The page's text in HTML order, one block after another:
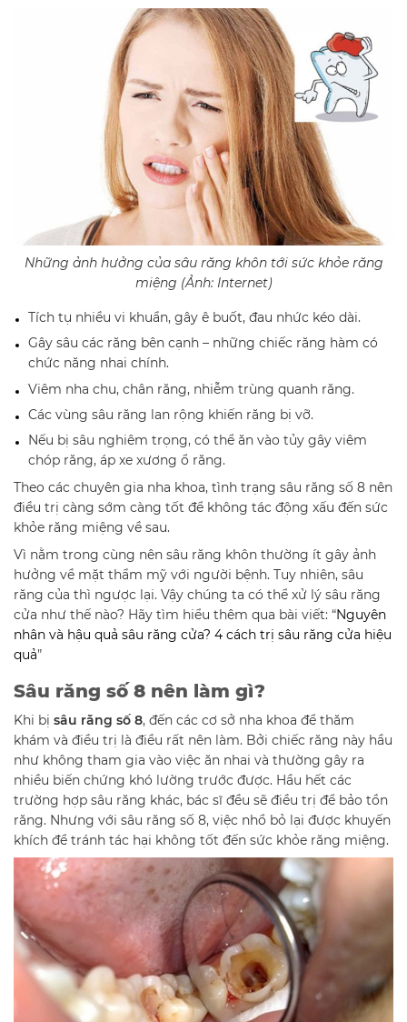
Những ảnh hưởng của sâu răng khôn tới sức khỏe răng
miệng (Ảnh: Internet)
Tích tụ nhiều vi khuẩn, gây ê buốt, đau nhức kéo dài.
Gây sâu các răng bên cạnh – những chiếc răng hàm có
chức năng nhai chính.
Viêm nha chu, chân răng, nhiễm trùng quanh răng.
Các vùng sâu răng lan rộng khiến răng bị vỡ.
Nếu bị sâu nghiêm trọng, có thể ăn vào tủy gây viêm
chóp răng, áp xe xương ổ răng.
Theo các chuyên gia nha khoa, tình trạng sâu răng số 8 nên
điều trị càng sớm càng tốt để không tác động xấu đến sức
khỏe răng miệng về sau.
Vì nằm trong cùng nên sâu răng khôn thường ít gây ảnh
hưởng về mặt thẩm mỹ với người bệnh. Tuy nhiên, sâu
răng của thì ngược lại. Vậy chúng ta có thể xử lý sâu răng
cửa như thế nào? Hãy tìm hiểu thêm qua bài viết: “Nguyên
nhân và hậu quả sâu răng cửa? 4 cách trị sâu răng cửa hiệu
quả”
Sâu răng số 8 nên làm gì?
Khi bị sâu răng số 8, đến các cơ sở nha khoa để thăm
khám và điều trị là điều rất nên làm. Bởi chiếc răng này hầu
như không tham gia vào việc ăn nhai và thường gây ra
nhiều biến chứng khó lường trước được. Hầu hết các
trường hợp sâu răng khác, bác sĩ đều sẽ điều trị để bảo tồn
răng. Nhưng với sâu răng số 8, việc nhổ bỏ lại được khuyến
khích để tránh tác hại không tốt đến sức khỏe răng miệng.